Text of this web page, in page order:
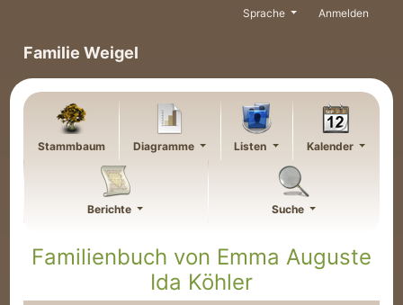
Familie Weigel
Sprache Anmelden
Stammbaum Diagramme Listen Kalender
Berichte Suche
Familienbuch von Emma Auguste
Ida Köhler